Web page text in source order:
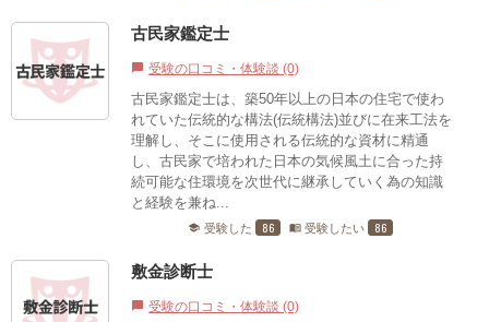
古民家鑑定士
chat_bubble 受験の口コミ・体験談 (0)
古民家鑑定士は、築50年以上の日本の住宅で使わ
れていた伝統的な構法(伝統構法)並びに在来工法を
理解し、そこに使用される伝統的な資材に精通
し、古民家で培われた日本の気候風土に合った持
続可能な住環境を次世代に継承していく為の知識
と経験を兼ね...
school 受験した 86 menu_book 受験したい 86
敷金診断士
chat_bubble 受験の口コミ・体験談 (0)